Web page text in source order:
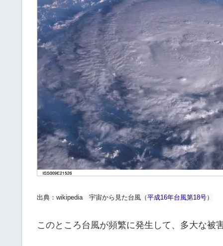
出典：wikipedia 宇宙から見た台風（平成16年台風第18号）
このところ台風が頻繁に発生して、多大な被